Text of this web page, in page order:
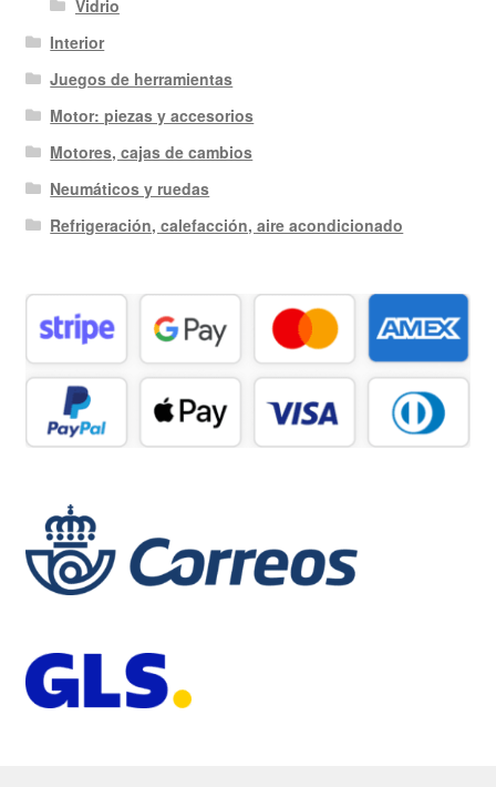
Vidrio
Interior
Juegos de herramientas
Motor: piezas y accesorios
Motores, cajas de cambios
Neumáticos y ruedas
Refrigeración, calefacción, aire acondicionado